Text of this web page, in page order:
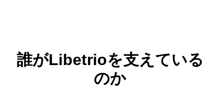
誰がLibetrioを支えている
のか